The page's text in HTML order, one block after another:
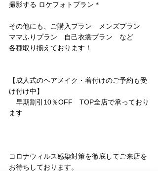
撮影する ロケフォトプラン＊
その他にも、ご購入プラン　メンズプラン
ママふりプラン　自己衣裳プラン　など
各種取り揃えております！
【成人式のヘアメイク・着付けのご予約も受
け付け中】
早期割引10％OFF　TOP全店で承っており
ます
コロナウィルス感染対策を徹底してご来店を
お待ちしております。